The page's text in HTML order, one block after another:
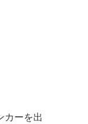
カーを出